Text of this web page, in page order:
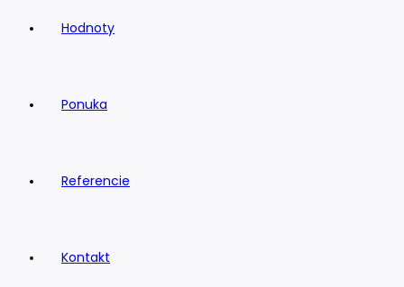
Hodnoty
Ponuka
Referencie
Kontakt